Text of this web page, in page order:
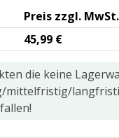
Preis zzgl. MwSt.
45,99 €
die keine
mittelfristig/